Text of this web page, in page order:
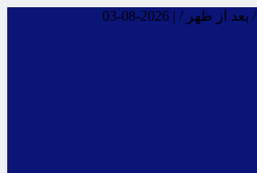
|
2026-08-03